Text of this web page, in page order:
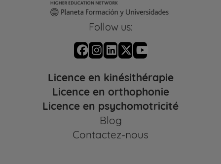
Follow us:
Licence en kinésithérapie
Licence en orthophonie
Licence en psychomotricité
Blog
Contactez-nous